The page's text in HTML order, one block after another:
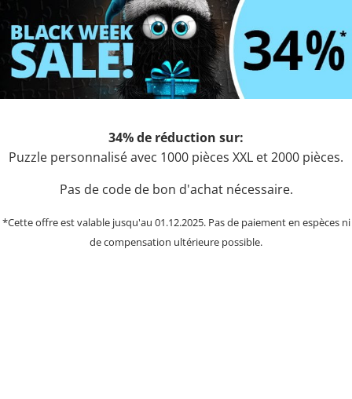
34% de réduction sur:
Puzzle personnalisé avec 1000 pièces XXL et 2000 pièces.
Pas de code de bon d'achat nécessaire.
*Cette offre est valable jusqu'au 01.12.2025. Pas de paiement en espèces ni
de compensation ultérieure possible.